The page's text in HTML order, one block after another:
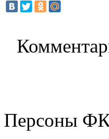
Персоны ФК